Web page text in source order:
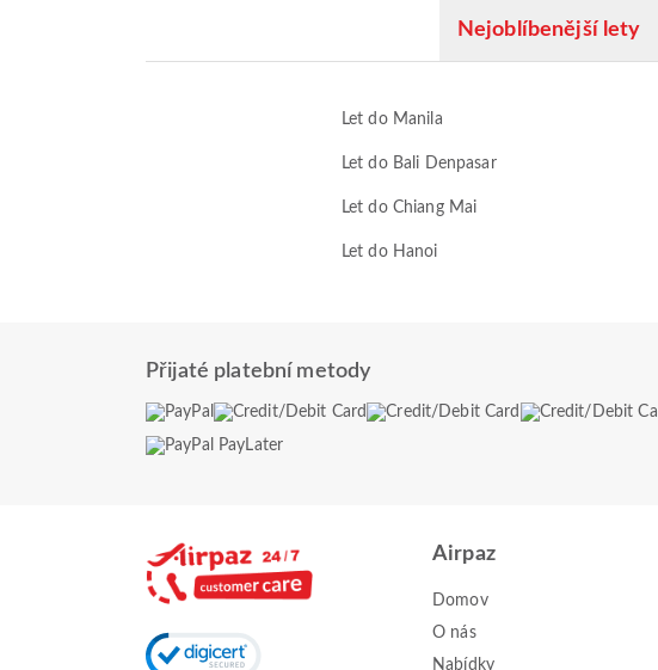
Nejoblíbenější lety
Let do Manila
Let do Bali Denpasar
Let do Chiang Mai
Let do Hanoi
Přijaté platební metody
Airpaz
Domov
O nás
Nabídky